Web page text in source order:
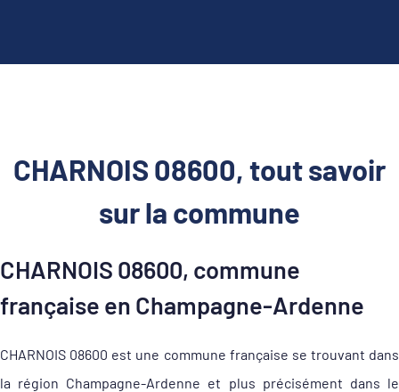
CHARNOIS 08600, tout savoir
sur la commune
CHARNOIS 08600, commune
française en Champagne-Ardenne
CHARNOIS 08600 est une commune française se trouvant dans
la région Champagne-Ardenne et plus précisément dans le